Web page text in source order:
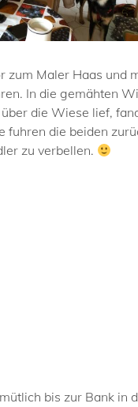
zum Maler Haas
In die gemähten
die Wiese lief,
fuhren die beiden
zu verbellen.
bis zur Bank in